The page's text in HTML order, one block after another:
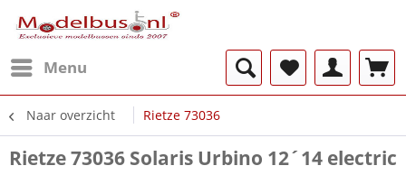
Menu
Naar overzicht Rietze 73036
Rietze 73036 Solaris Urbino 12´14 electric